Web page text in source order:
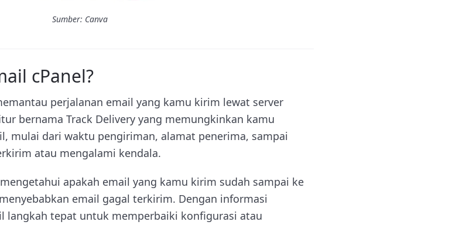
Sumber: Canva
cPanel?
perjalanan email yang kamu kirim lewat server
bernama Track Delivery yang memungkinkan kamu
mulai dari waktu pengiriman, alamat penerima, sampai
atau mengalami kendala.
apakah email yang kamu kirim sudah sampai ke
email gagal terkirim. Dengan informasi
langkah tepat untuk memperbaiki konfigurasi atau